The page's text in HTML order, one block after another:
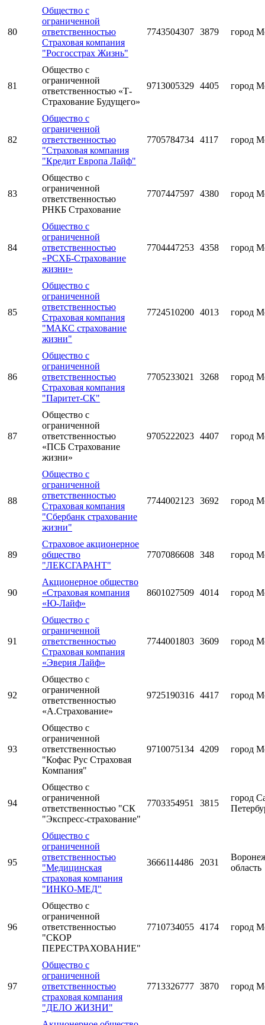
80
Общество с
ограниченной
ответственностью
Страховая компания
"Росгосстрах Жизнь"
7743504307 3879 город
81
Общество с
ограниченной
ответственностью «Т-
Страхование Будущего»
9713005329 4405 город
82
Общество с
ограниченной
ответственностью
"Страховая компания
"Кредит Европа Лайф"
7705784734 4117 город
83
Общество с
ограниченной
ответственностью
РНКБ Страхование
7707447597 4380 город
84
Общество с
ограниченной
ответственностью
«РСХБ-Страхование
жизни»
7704447253 4358 город
85
Общество с
ограниченной
ответственностью
Страховая компания
"МАКС страхование
жизни"
7724510200 4013 город
86
Общество с
ограниченной
ответственностью
Страховая компания
"Паритет-СК"
7705233021 3268 город
87
Общество с
ограниченной
ответственностью
«ПСБ Страхование
жизни»
9705222023 4407 город
88
Общество с
ограниченной
ответственностью
Страховая компания
"Сбербанк страхование
жизни"
7744002123 3692 город
89
Страховое акционерное
общество
"ЛЕКСГАРАНТ"
7707086608 348 город
90
Акционерное общество
«Страховая компания
«Ю-Лайф»
8601027509 4014 город
91
Общество с
ограниченной
ответственностью
Страховая компания
«Эверия Лайф»
7744001803 3609 город
92
Общество с
ограниченной
ответственностью
«А.Страхование»
9725190316 4417 город
93
Общество с
ограниченной
ответственностью
"Кофас Рус Страховая
Компания"
9710075134 4209 город
94
Общество с
ограниченной
ответственностью "СК
"Экспресс-страхование"
7703354951 3815
город
95
Общество с
ограниченной
ответственностью
"Медицинская
страховая компания
"ИНКО-МЕД"
3666114486 2031
область
96
Общество с
ограниченной
ответственностью
"СКОР
ПЕРЕСТРАХОВАНИЕ"
7710734055 4174 город
97
Общество с
ограниченной
ответственностью
страховая компания
"ДЕЛО ЖИЗНИ"
7713326777 3870 город